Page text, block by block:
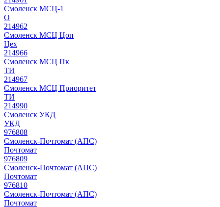
Смоленск МСЦ-1
О
214962
Смоленск МСЦ Цоп
Цех
214966
Смоленск МСЦ Пк
ТИ
214967
Смоленск МСЦ Приоритет
ТИ
214990
Смоленск УКД
УКД
976808
Смоленск-Почтомат (АПС)
Почтомат
976809
Смоленск-Почтомат (АПС)
Почтомат
976810
Смоленск-Почтомат (АПС)
Почтомат